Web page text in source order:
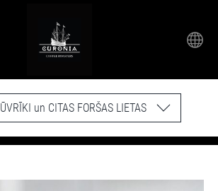
un CITAS FORŠAS LIETAS